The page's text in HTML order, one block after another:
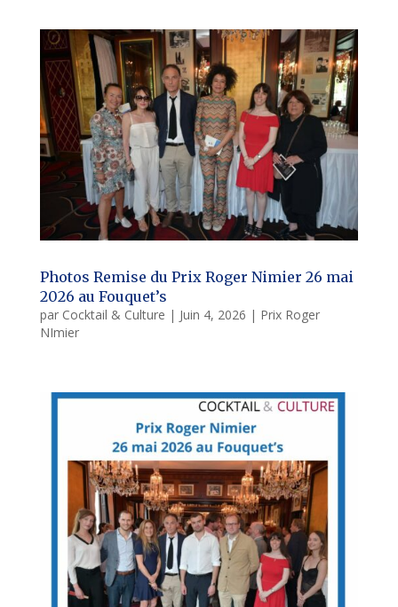
Livre d’Opéra et de Danse à l’Hôtel de
Pomereu
Photos Remise du Prix Roger Nimier 26 mai
2026 au Fouquet’s
par Cocktail & Culture | Juin 4, 2026 | Prix Roger
NImier